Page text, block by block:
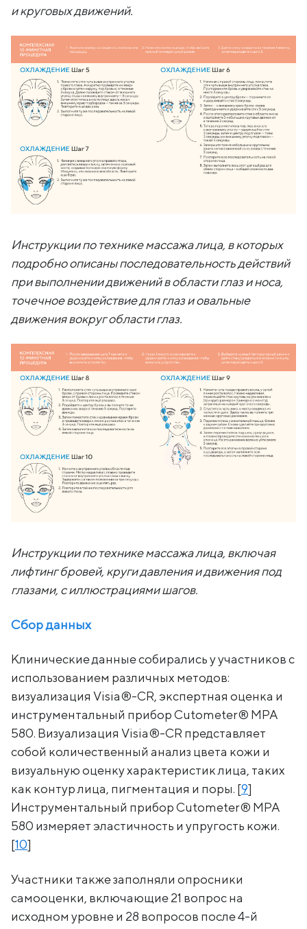
и круговых движений.
Инструкции по технике массажа лица, в которых
подробно описаны последовательность действий
при выполнении движений в области глаз и носа,
точечное воздействие для глаз и овальные
движения вокруг области глаз.
Инструкции по технике массажа лица, включая
лифтинг бровей, круги давления и движения под
глазами, с иллюстрациями шагов.
Сбор данных
Клинические данные собирались у участников с
использованием различных методов:
визуализация Visia®-CR, экспертная оценка и
инструментальный прибор Cutometer® MPA
580. Визуализация Visia®-CR представляет
собой количественный анализ цвета кожи и
визуальную оценку характеристик лица, таких
как контур лица, пигментация и поры. [9]
Инструментальный прибор Cutometer® MPA
580 измеряет эластичность и упругость кожи.
[10]
Участники также заполняли опросники
самооценки, включающие 21 вопрос на
исходном уровне и 28 вопросов после 4-й